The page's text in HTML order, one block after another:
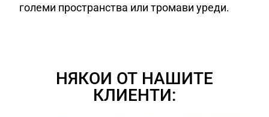
големи пространства или тромави уреди.
НЯКОИ ОТ НАШИТЕ
КЛИЕНТИ: